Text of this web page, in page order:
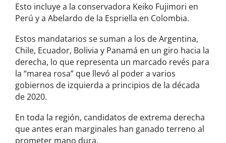
Esto incluye a la conservadora Keiko Fujimori en
Perú y a Abelardo de la Espriella en Colombia.
Estos mandatarios se suman a los de Argentina,
Chile, Ecuador, Bolivia y Panamá en un giro hacia la
derecha, lo que representa un marcado revés para
la “marea rosa” que llevó al poder a varios
gobiernos de izquierda a principios de la década
de 2020.
En toda la región, candidatos de extrema derecha
que antes eran marginales han ganado terreno al
prometer mano dura.